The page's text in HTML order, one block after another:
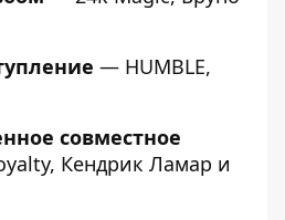
— HUMBLE,
совместное
Кендрик Ламар и